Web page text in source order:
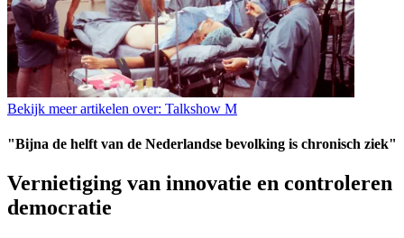
Bekijk meer artikelen over: Talkshow M
"Bijna de helft van de Nederlandse bevolking is chronisch ziek"
Vernietiging van innovatie en controleren
democratie